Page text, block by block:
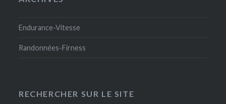
Endurance-Vitesse
Randonnées-Firness
RECHERCHER SUR LE SITE